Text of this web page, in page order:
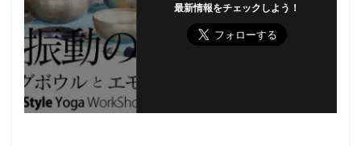
最新情報をチェックしよう！